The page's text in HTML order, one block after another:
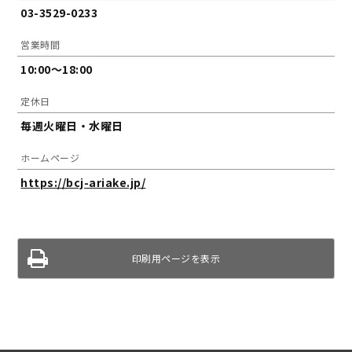
03-3529-0233
営業時間
10:00～18:00
定休日
毎週火曜日・水曜日
ホームページ
https://bcj-ariake.jp/
印刷用ページを表示